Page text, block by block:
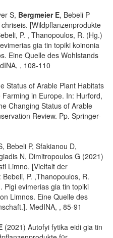
S, Bergmeier E, Bebeli P
[Wildpflanzenprodukte
P. , Thanopoulos, R. (Hg.)
gia tin topiki koinonia
Eine Quelle des Wohlstands
, 108-110
Status of Arable Plant Habitats
in Europe. In: Hurford,
Changing Status of Arable
Review. Pp. Springer-
Bebeli P, Sfakianou D,
N, Dimitropoulos G (2021)
Limno. [Vielfalt der
P. ,Thanopoulos, R.
Pigi evimerias gia tin topiki
Limnos. Eine Quelle des
MedINA, , 85-91
(2021) Autofyi fytika eidi gia tin